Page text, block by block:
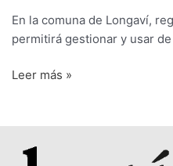
En la comuna de Longaví,
permitirá gestionar y usar
Leer más »